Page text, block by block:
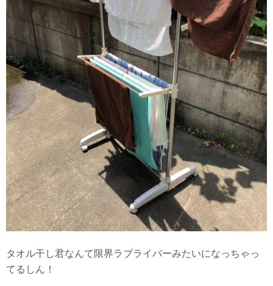
タオル干し君なんて限界ラブライバーみたいになっちゃっ
てるしん！